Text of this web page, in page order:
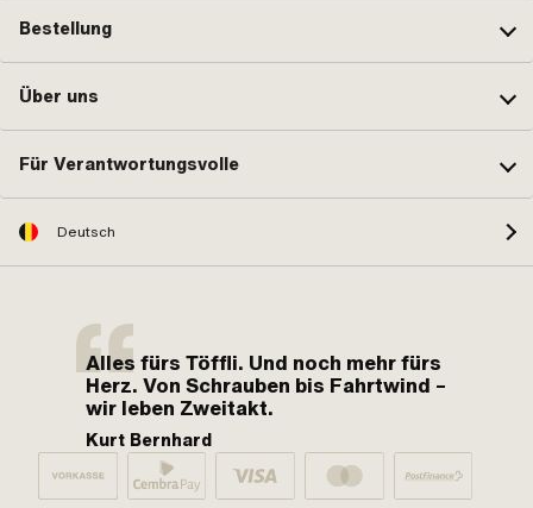
Bestellung
Über uns
Für Verantwortungsvolle
Deutsch
Alles fürs Töffli. Und noch mehr fürs
Herz. Von Schrauben bis Fahrtwind –
wir leben Zweitakt.
Kurt Bernhard